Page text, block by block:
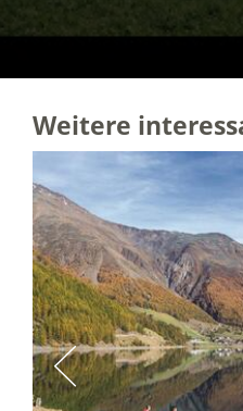
Weitere